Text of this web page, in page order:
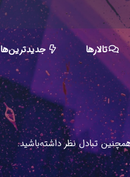
تالارها جدیدترین‌ها
تبادل نظر داشته‌باشید.